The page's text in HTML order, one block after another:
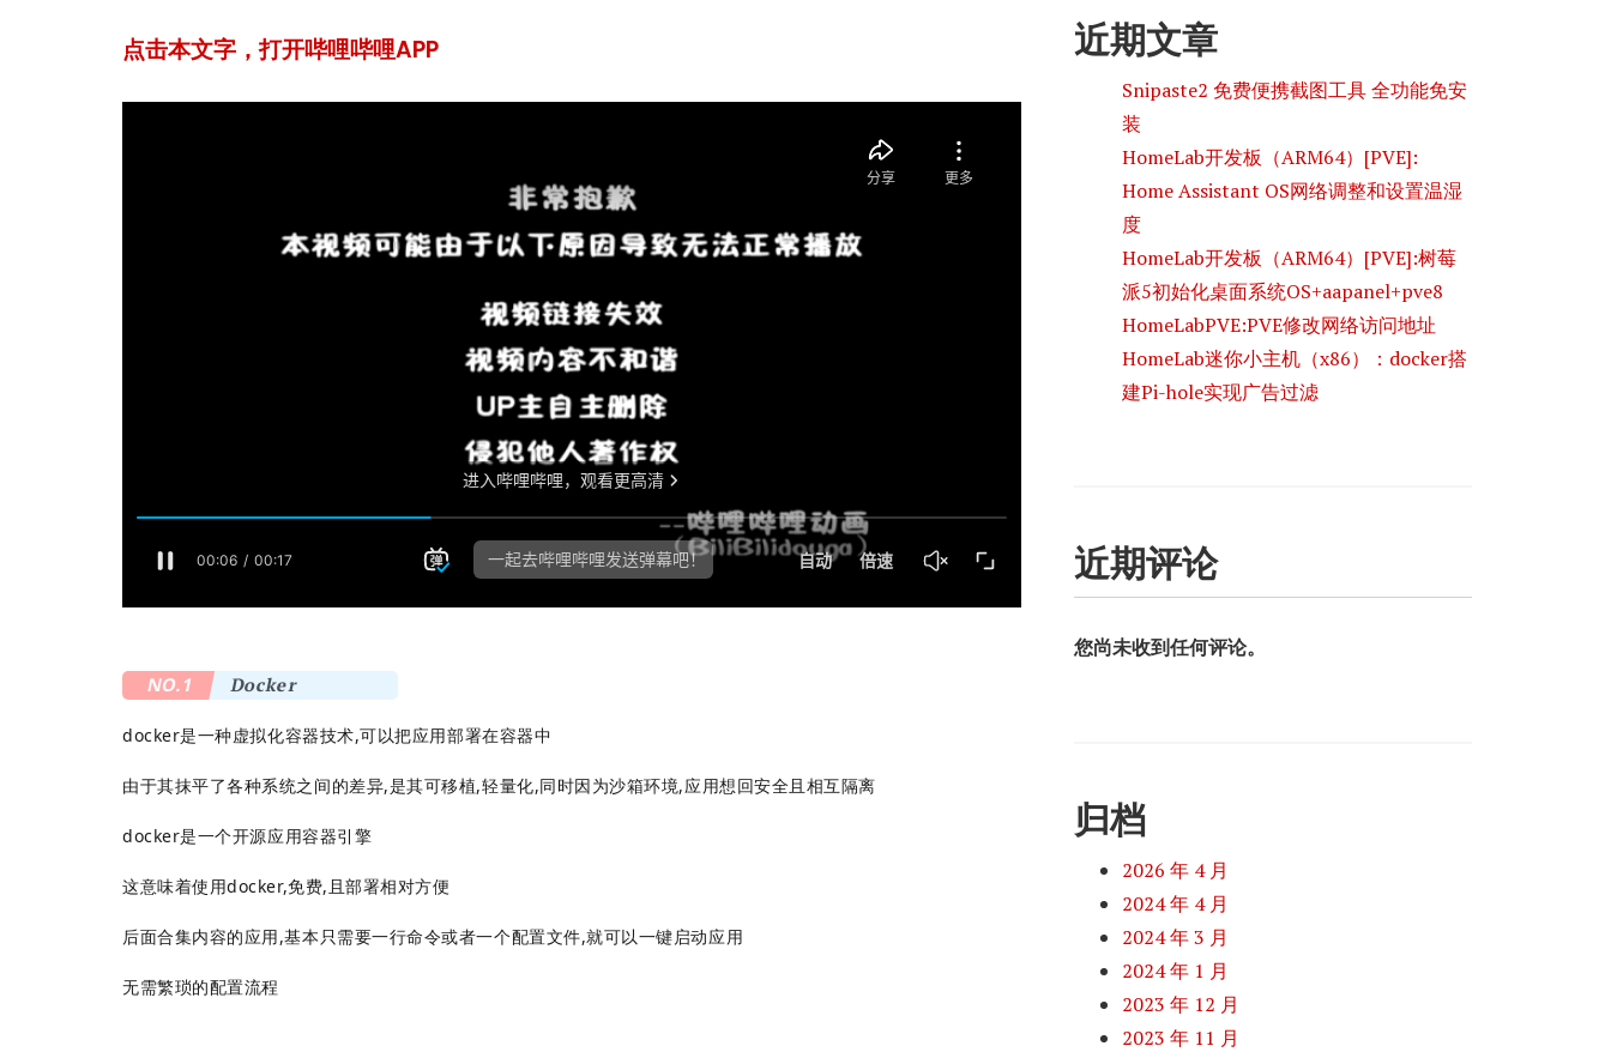
点击本文字，打开哔哩哔哩APP
NO.1 Docker
docker是一种虚拟化容器技术,可以把应用部署在容器中
由于其抹平了各种系统之间的差异,是其可移植,轻量化,同时因为沙箱环境,应用想回安全且相互隔离
docker是一个开源应用容器引擎
这意味着使用docker,免费,且部署相对方便
后面合集内容的应用,基本只需要一行命令或者一个配置文件,就可以一键启动应用
无需繁琐的配置流程
近期文章
Snipaste2 免费便携截图工具 全功能免安
装
HomeLab开发板（ARM64）[PVE]:
Home Assistant OS网络调整和设置温湿
度
HomeLab开发板（ARM64）[PVE]:树莓
派5初始化桌面系统OS+aapanel+pve8
HomeLabPVE:PVE修改网络访问地址
HomeLab迷你小主机（x86）：docker搭
建Pi-hole实现广告过滤
近期评论
您尚未收到任何评论。
归档
2026 年 4 月
2024 年 4 月
2024 年 3 月
2024 年 1 月
2023 年 12 月
2023 年 11 月